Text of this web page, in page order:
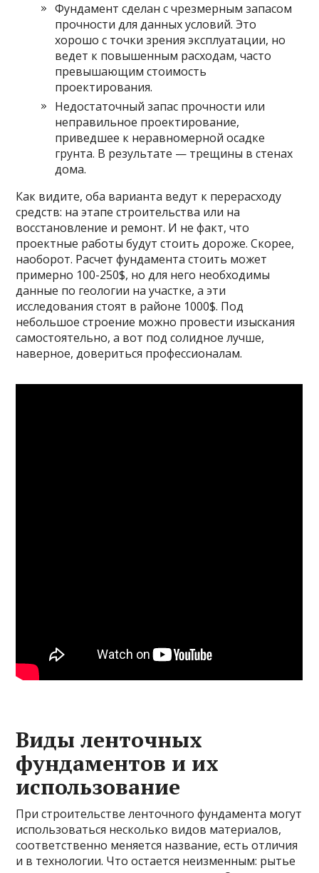
Фундамент сделан с чрезмерным запасом
прочности для данных условий. Это
хорошо с точки зрения эксплуатации, но
ведет к повышенным расходам, часто
превышающим стоимость
проектирования.
Недостаточный запас прочности или
неправильное проектирование,
приведшее к неравномерной осадке
грунта. В результате — трещины в стенах
дома.
Как видите, оба варианта ведут к перерасходу
средств: на этапе строительства или на
восстановление и ремонт. И не факт, что
проектные работы будут стоить дороже. Скорее,
наоборот. Расчет фундамента стоить может
примерно 100-250$, но для него необходимы
данные по геологии на участке, а эти
исследования стоят в районе 1000$. Под
небольшое строение можно провести изыскания
самостоятельно, а вот под солидное лучше,
наверное, довериться профессионалам.
Виды ленточных
фундаментов и их
использование
При строительстве ленточного фундамента могут
использоваться несколько видов материалов,
соответственно меняется название, есть отличия
и в технологии. Что остается неизменным: рытье